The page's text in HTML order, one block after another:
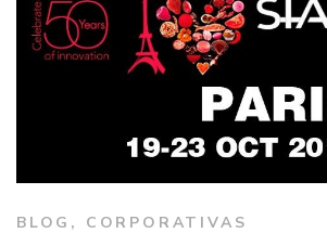
BLOG , CORPORATIVAS